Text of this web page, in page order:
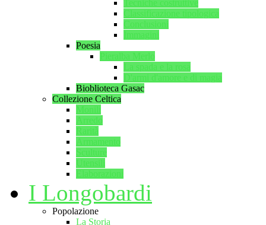
Poesia
Bioblioteca Gasac
Collezione Celtica
I Longobardi
Popolazione
La Storia